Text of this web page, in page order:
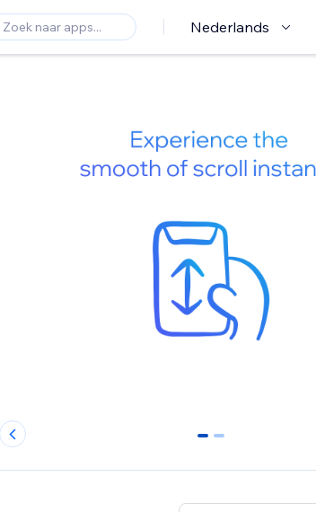
Nederlands
0 1